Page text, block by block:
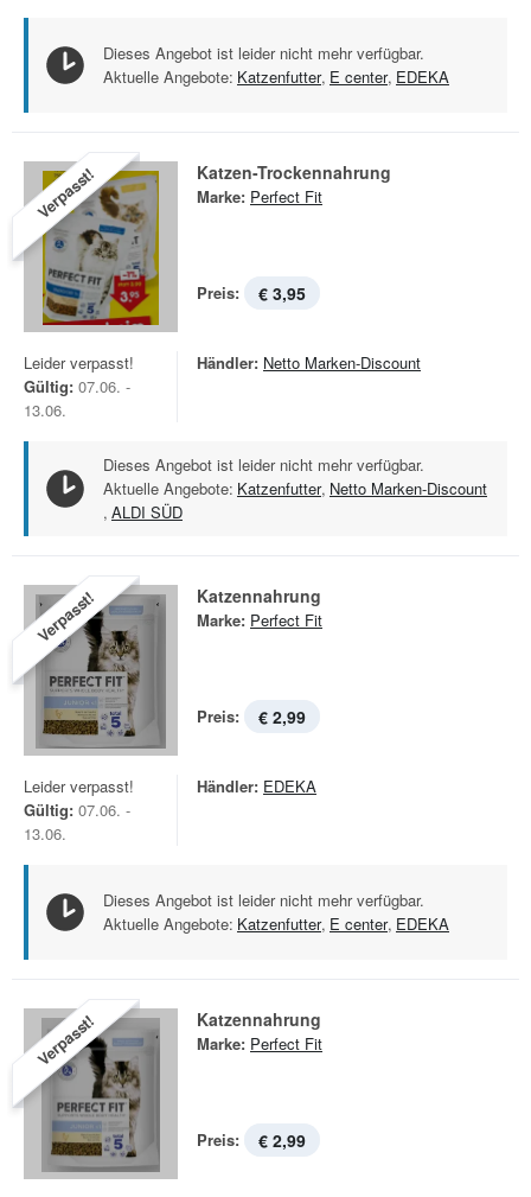
Dieses Angebot ist leider nicht mehr verfügbar.
Aktuelle Angebote: Katzenfutter, E center, EDEKA
Verpasst! Katzen-Trockennahrung
Marke: Perfect Fit
Preis: € 3,95
Leider verpasst!
Gültig: 07.06. -
13.06.
Händler: Netto Marken-Discount
Dieses Angebot ist leider nicht mehr verfügbar.
Aktuelle Angebote: Katzenfutter, Netto Marken-Discount
, ALDI SÜD
Verpasst! Katzennahrung
Marke: Perfect Fit
Preis: € 2,99
Leider verpasst!
Gültig: 07.06. -
13.06.
Händler: EDEKA
Dieses Angebot ist leider nicht mehr verfügbar.
Aktuelle Angebote: Katzenfutter, E center, EDEKA
Verpasst! Katzennahrung
Marke: Perfect Fit
Preis: € 2,99